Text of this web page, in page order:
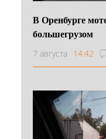
В Оренбурге
большегрузом
7 августа 14:42